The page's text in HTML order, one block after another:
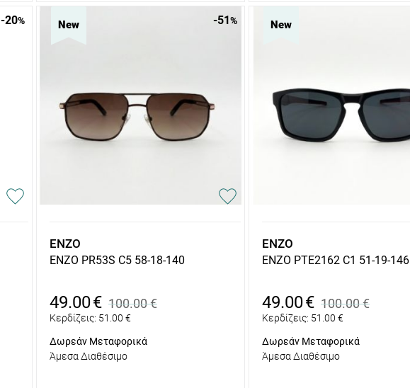
-20% New -51%
ENZO
ENZO PR53S C5 58-18-140
49.00€ 100.00€
Κερδίζεις: 51.00 €
Δωρεάν Μεταφορικά
Άμεσα Διαθέσιμο
New
ENZO
ENZO PTE2162 C1 51-19-146
49.00€ 100.00€
Κερδίζεις: 51.00 €
Δωρεάν Μεταφορικά
Άμεσα Διαθέσιμο